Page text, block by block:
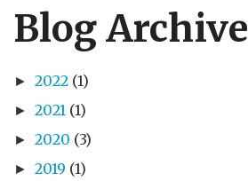
Blog Archive
► 2022 (1)
► 2021 (1)
► 2020 (3)
► 2019 (1)